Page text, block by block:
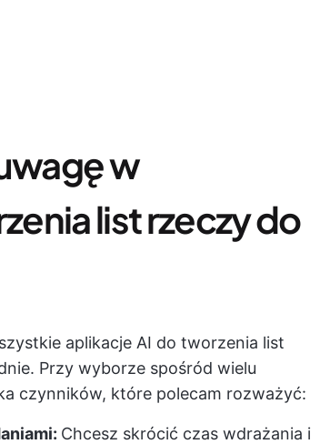
w
list rzeczy do
aplikacje AI do tworzenia list
Przy wyborze spośród wielu
czynników, które polecam rozważyć:
Chcesz skrócić czas wdrażania i